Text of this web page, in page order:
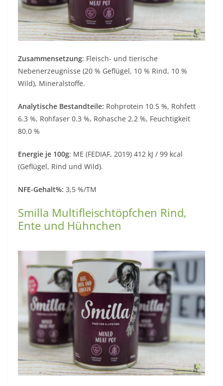
Zusammensetzung: Fleisch- und tierische
Nebenerzeugnisse (20 % Geflügel, 10 % Rind, 10 %
Wild), Mineralstoffe.
Analytische Bestandteile: Rohprotein 10.5 %, Rohfett
6.3 %, Rohfaser 0.3 %, Rohasche 2.2 %, Feuchtigkeit
80.0 %
Energie je 100g: ME (FEDIAF, 2019) 412 kJ / 99 kcal
(Geflügel, Rind und Wild).
NFE-Gehalt%: 3,5 %/TM
Smilla Multifleischtöpfchen Rind,
Ente und Hühnchen